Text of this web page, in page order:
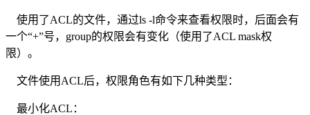
使用了ACL的文件，通过ls -l命令来查看权限时，后面会有
一个“+”号，group的权限会有变化（使用了ACL mask权
限）。
文件使用ACL后，权限角色有如下几种类型：
最小化ACL：